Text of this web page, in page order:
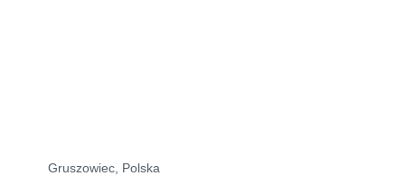
Gruszowiec, Polska